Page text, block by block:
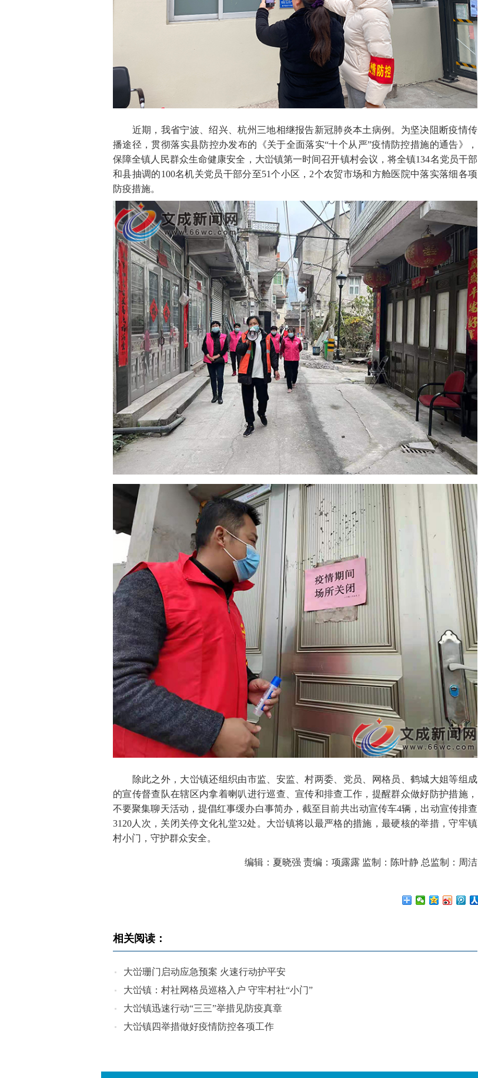
近期，我省宁波、绍兴、杭州三地相继报告新冠肺炎本土病例。为坚决阻断疫情传
播途径，贯彻落实县防控办发布的《关于全面落实“十个从严”疫情防控措施的通告》，
保障全镇人民群众生命健康安全，大峃镇第一时间召开镇村会议，将全镇134名党员干部
和县抽调的100名机关党员干部分至51个小区，2个农贸市场和方舱医院中落实落细各项
防疫措施。
除此之外，大峃镇还组织由市监、安监、村两委、党员、网格员、鹤城大姐等组成
的宣传督查队在辖区内拿着喇叭进行巡查、宣传和排查工作，提醒群众做好防护措施，
不要聚集聊天活动，提倡红事缓办白事简办，截至目前共出动宣传车4辆，出动宣传排查
3120人次，关闭关停文化礼堂32处。大峃镇将以最严格的措施，最硬核的举措，守牢镇
村小门，守护群众安全。
编辑：夏晓强 责编：项露露 监制：陈叶静 总监制：周洁
相关阅读：
大峃珊门启动应急预案 火速行动护平安
大峃镇：村社网格员巡格入户 守牢村社“小门”
大峃镇迅速行动“三三”举措见防疫真章
大峃镇四举措做好疫情防控各项工作